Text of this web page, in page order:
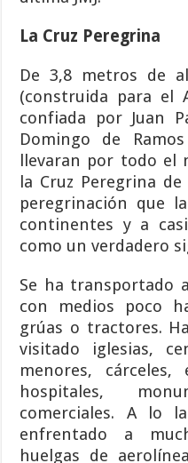
La Cruz Peregrina
De 3,8 metros de
(construida para el
confiada por Juan
Domingo de
llevaran por todo el
la Cruz Peregrina
peregrinación que
continentes y a
como un verdadero
Se ha transportado
con medios poco
grúas o tractores.
visitado iglesias,
menores, cárceles,
hospitales,
comerciales. A lo
enfrentado a
huelgas de